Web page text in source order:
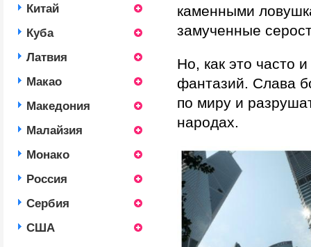
Китай
Куба
Латвия
Макао
Македония
Малайзия
Монако
Россия
Сербия
США
каменными
замученные
Но, как это часто
фантазий. Слава
по миру и
народах.